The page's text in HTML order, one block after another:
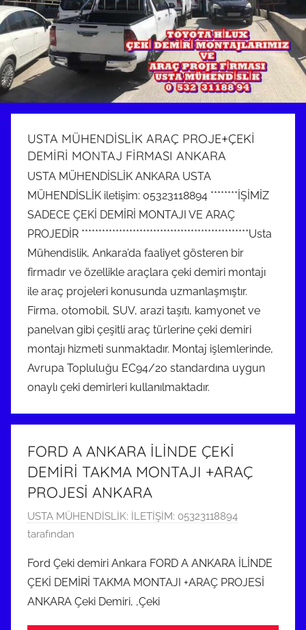
USTA MÜHENDİSLİK ARAÇ PROJE+ÇEKİ
DEMİRİ MONTAJ FİRMASI ANKARA
USTA MÜHENDİSLİK ANKARA USTA
MÜHENDİSLİK iletişim: 05323118894 ********İŞİMİZ
SADECE ÇEKİ DEMİRİ MONTAJI VE ARAÇ
PROJEDİR *************************************************Usta
Mühendislik, Ankara’da faaliyet gösteren bir
firmadır ve özellikle araçlara çeki demiri montajı
ile araç projeleri konusunda uzmanlaşmıştır.
Firma, otomobil, SUV, arazi taşıtı, kamyonet ve
panelvan gibi çeşitli araç türlerine çeki demiri
montajı hizmeti sunmaktadır. Montaj işlemlerinde,
Avrupa Topluluğu EC94/20 standardına uygun
onaylı çeki demirleri kullanılmaktadır.
FORD A ANKARA İLİNDE ÇEKİ
DEMİRİ TAKMA MONTAJI +ARAÇ
PROJESİ ANKARA
2
5
a
r
t
2
USTA MÜHENDİSLİK: İLETİŞİM: 05323118894
tarafından
Ford Çeki demiri Ankara FORD A ANKARA İLİNDE
ÇEKİ DEMİRİ TAKMA MONTAJI +ARAÇ PROJESİ
ANKARA Çeki Demiri, ,Çeki